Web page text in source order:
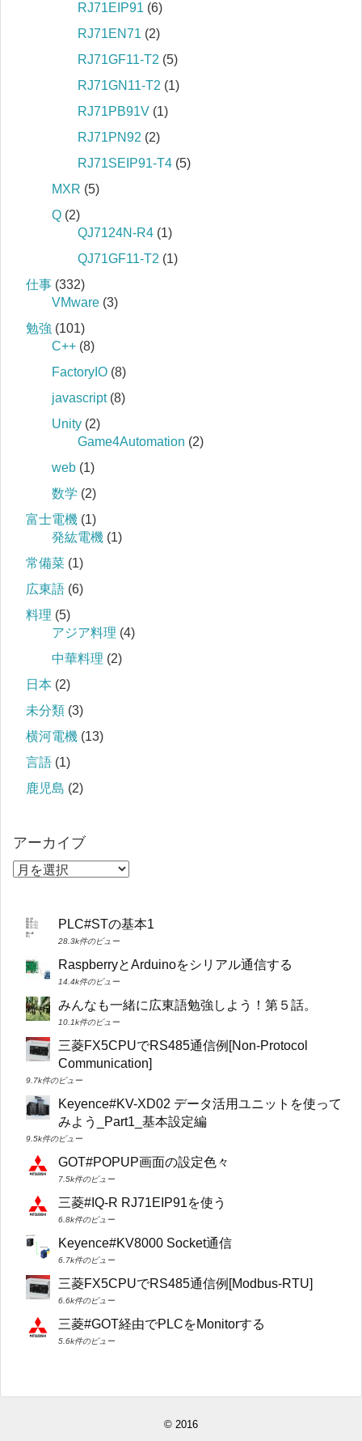
RJ71EIP91 (6)
RJ71EN71 (2)
RJ71GF11-T2 (5)
RJ71GN11-T2 (1)
RJ71PB91V (1)
RJ71PN92 (2)
RJ71SEIP91-T4 (5)
MXR (5)
Q (2)
QJ7124N-R4 (1)
QJ71GF11-T2 (1)
仕事 (332)
VMware (3)
勉強 (101)
C++ (8)
FactoryIO (8)
javascript(8)
Unity (2)
Game4Automation (2)
web (1)
数学 (2)
富士電機 (1)
発紘電機 (1)
常備菜 (1)
広東語 (6)
料理 (5)
アジア料理 (4)
中華料理 (2)
日本 (2)
未分類 (3)
横河電機 (13)
言語 (1)
鹿児島 (2)
アーカイブ
PLC#STの基本1
28.3k件のビュー
RaspberryとArduinoをシリアル通信する
14.4k件のビュー
みんなも一緒に広東語勉強しよう！第５話。
10.1k件のビュー
三菱FX5CPUでRS485通信例[Non-Protocol
Communication]
9.7k件のビュー
Keyence#KV-XD02 データ活用ユニットを使って
みよう_Part1_基本設定編
9.5k件のビュー
GOT#POPUP画面の設定色々
7.5k件のビュー
三菱#IQ-R RJ71EIP91を使う
6.8k件のビュー
Keyence#KV8000 Socket通信
6.7k件のビュー
三菱FX5CPUでRS485通信例[Modbus-RTU]
6.6k件のビュー
三菱#GOT経由でPLCをMonitorする
5.6k件のビュー
© 2016